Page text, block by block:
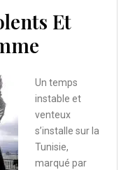
Et
Un temps
instable et
venteux
s’installe sur la
Tunisie,
marqué par